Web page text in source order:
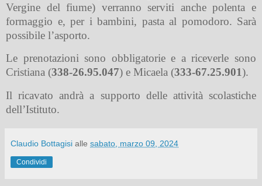
Vergine del fiume) verranno serviti anche polenta e
formaggio e, per i bambini, pasta al pomodoro. Sarà
possibile l’asporto.
Le prenotazioni sono obbligatorie e a riceverle sono
Cristiana (338-26.95.047) e Micaela (333-67.25.901).
Il ricavato andrà a supporto delle attività scolastiche
dell’Istituto.
Claudio Bottagisi alle sabato, marzo 09, 2024
Condividi